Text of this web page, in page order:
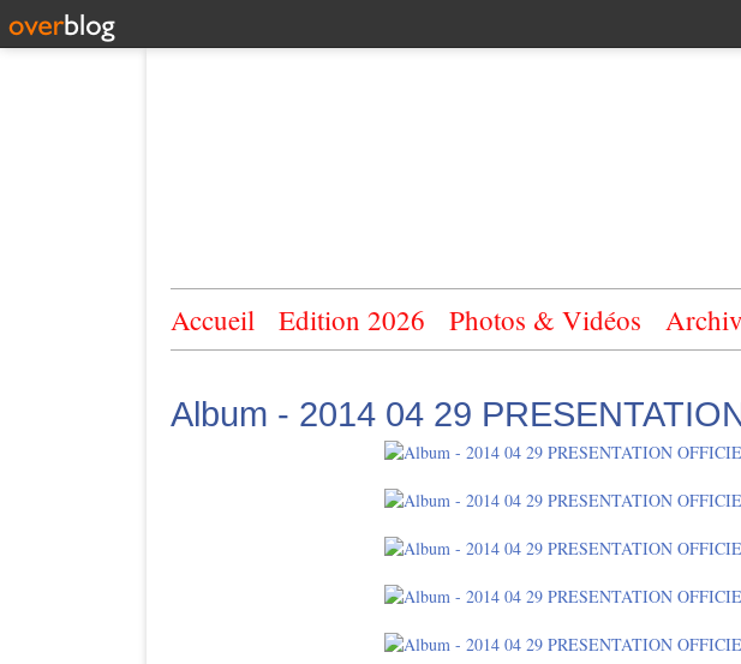
Accueil Edition 2026 Photos & Vidéos
Album - 2014 04 29